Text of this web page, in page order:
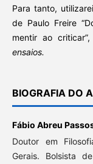
Para tanto,
de Paulo Freire
mentir ao
ensaios.
BIOGRAFIA DO
Fábio Abreu
Doutor em
Gerais. Bolsista